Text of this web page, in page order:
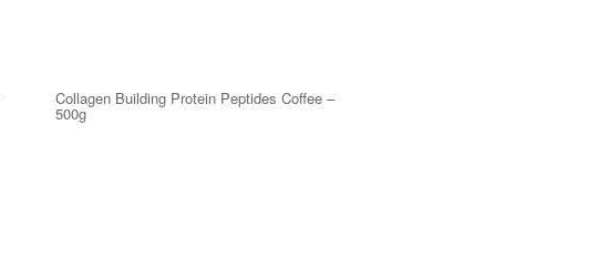
Collagen Building Protein Peptides Coffee –
500g